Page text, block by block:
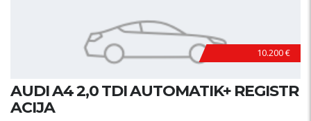
10.200 €
AUDI A4 2,0 TDI AUTOMATIK+ REGISTR
ACIJA